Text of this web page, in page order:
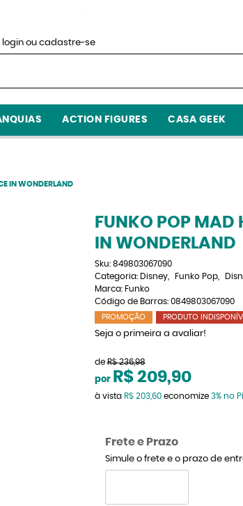
login ou cadastre-se
ACTION FIGURES CASA GEEK
IN WONDERLAND
FUNKO POP MAD
IN WONDERLAND
Sku: 849803067090
Categoria: Disney Funko Pop
Marca: Funko
Código de Barras: 0849803067090
PROMOÇÃO PRODUTO
Seja o primeira a avaliar!
de R$ 236,98
por R$ 209,90
à vista R$ 203,60economize 3% no
Frete e Prazo
Simule o frete e o prazo de